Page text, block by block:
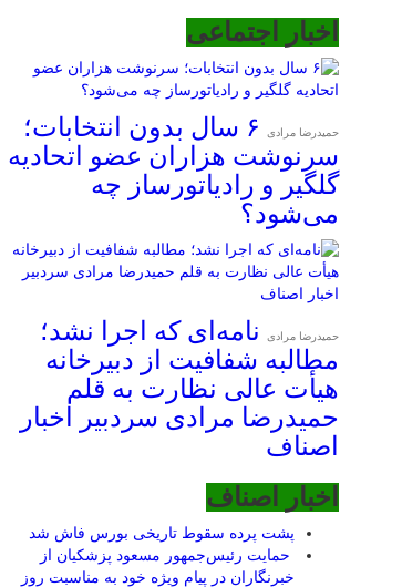
اخبار اجتماعی
حمیدرضا مرادی
۶ سال بدون انتخابات؛
سرنوشت هزاران عضو اتحادیه
گلگیر و رادیاتورساز چه
می‌شود؟
حمیدرضا مرادی
نامه‌ای که اجرا نشد؛
مطالبه شفافیت از دبیرخانه
هیأت عالی نظارت به قلم
حمیدرضا مرادی سردبیر اخبار
اصناف
اخبار اصناف
پشت پرده سقوط تاریخی بورس فاش شد
حمایت رئیس‌جمهور مسعود پزشکیان از
خبرنگاران در پیام ویژه خود به مناسبت روز